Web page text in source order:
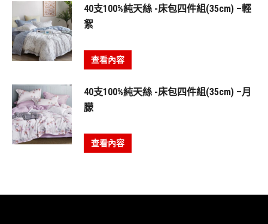
40支100%純天絲 -床包四件組(35cm) –輕
絮
查看內容
40支100%純天絲 -床包四件組(35cm) –月
朦
查看內容